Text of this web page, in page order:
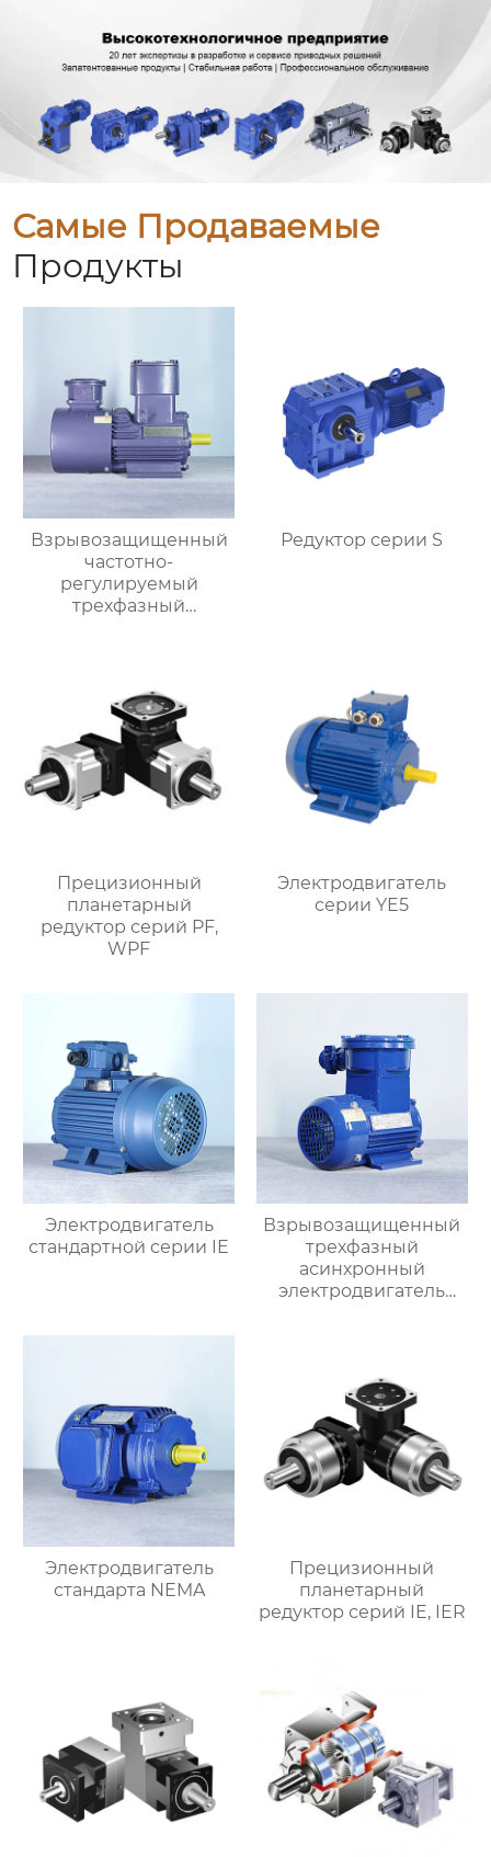
Самые Продаваемые
Продукты
Взрывозащищенный
частотно-
регулируемый
трехфазный
Редуктор серии S
Прецизионный
планетарный
редуктор серий PF,
WPF
Электродвигатель
серии YE5
Электродвигатель
стандартной серии IE
Взрывозащищенный
трехфазный
асинхронный
электродвигатель
Электродвигатель
стандарта NEMA
Прецизионный
планетарный
редуктор серий IE, IER